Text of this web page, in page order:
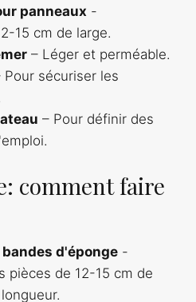
panneaux -
15 cm de large.
– Léger et perméable.
Pour sécuriser les
– Pour définir des
comment faire
d'éponge -
pièces de 12-15 cm de